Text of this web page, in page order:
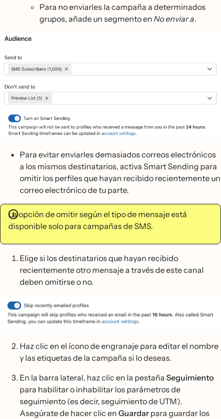
Para no enviarles la campaña a determinados
grupos, añade un segmento en No enviar a.
Para evitar enviarles demasiados correos electrónicos
a los mismos destinatarios, activa Smart Sending para
omitir los perfiles que hayan recibido recientemente un
correo electrónico de tu parte.
La opción de omitir según el tipo de mensaje está
disponible solo para campañas de SMS.
Elige si los destinatarios que hayan recibido
recientemente otro mensaje a través de este canal
deben omitirse o no.
Haz clic en el ícono de engranaje para editar el nombre
y las etiquetas de la campaña si lo deseas.
En la barra lateral, haz clic en la pestaña Seguimiento
para habilitar o inhabilitar los parámetros de
seguimiento (es decir, seguimiento de UTM).
Asegúrate de hacer clic en Guardar para guardar los